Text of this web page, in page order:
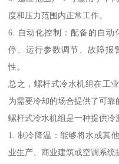
度和压力范围内正常工作。
6. 自动化控制：配备的自动
停、运行参数调节、故障报
性。
总之，螺杆式冷水机组在工
为需要冷却的场合提供了可靠
螺杆式冷水机组是一种提供冷
1. 制冷降温：能够将水或其
业生产、商业建筑或空调系统